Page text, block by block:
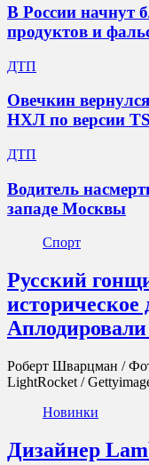
В России начнут
продуктов и
ДТП
Овечкин
НХЛ по версии
ДТП
Водитель
западе Москвы
Спорт
Русский
Роберт Шварцман /
LightRocket /
Новинки
Дизайнер